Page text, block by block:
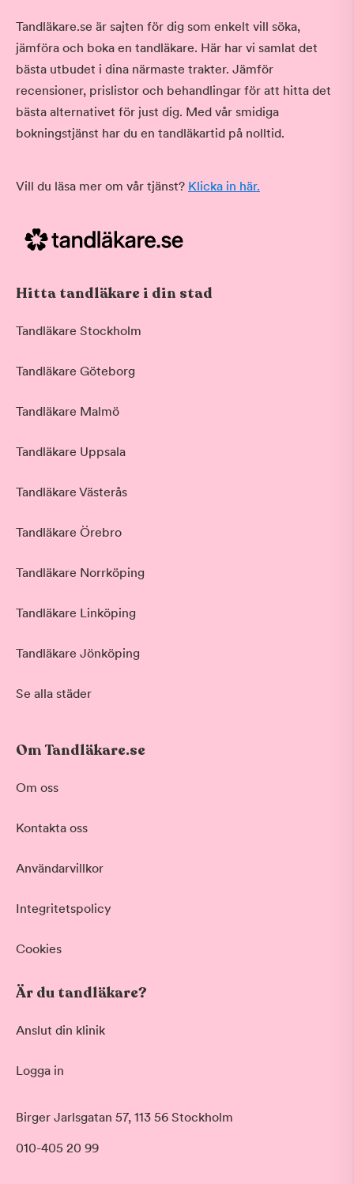
Behandling
Akut tandvård
Grundlig kontroll av tänder och tandkött
Professionell rengöring och puts
Skonsam blekning för vitare tänder
Datum
Tid på dagen
Morgon
Förmiddag
Tandläkare.se är sajten för dig som enkelt vill söka,
jämföra och boka en tandläkare. Här har vi samlat det
bästa utbudet i dina närmaste trakter. Jämför
recensioner, prislistor och behandlingar för att hitta det
bästa alternativet för just dig. Med vår smidiga
bokningstjänst har du en tandläkartid på nolltid.
Vill du läsa mer om vår tjänst? Klicka in här.
Hitta tandläkare i din stad
Tandläkare Stockholm
Tandläkare Göteborg
Tandläkare Malmö
Tandläkare Uppsala
Tandläkare Västerås
Tandläkare Örebro
Tandläkare Norrköping
Tandläkare Linköping
Tandläkare Jönköping
Se alla städer
Om Tandläkare.se
Om oss
Kontakta oss
Användarvillkor
Integritetspolicy
Cookies
Är du tandläkare?
Anslut din klinik
Logga in
Birger Jarlsgatan 57, 113 56 Stockholm
010-405 20 99